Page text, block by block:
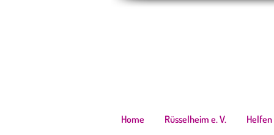
Home Rüsselheim e. V. Helfen